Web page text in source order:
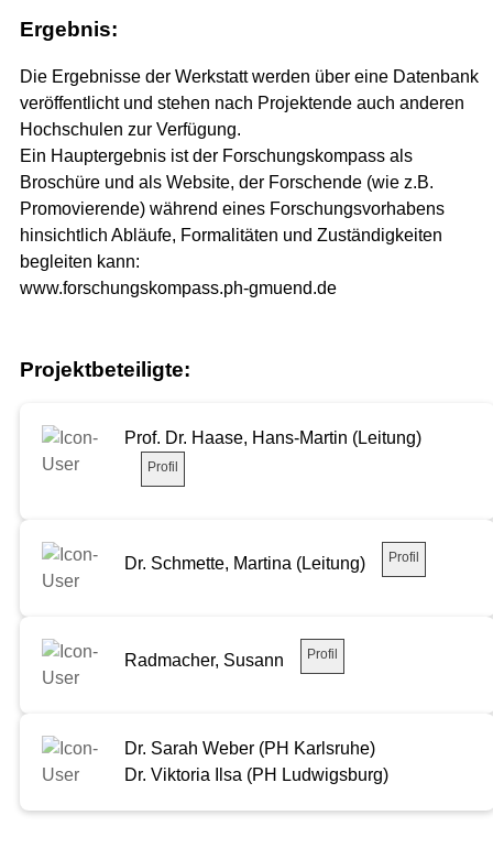
Ergebnis:
Die Ergebnisse der Werkstatt werden über eine Datenbank
veröffentlicht und stehen nach Projektende auch anderen
Hochschulen zur Verfügung.
Ein Hauptergebnis ist der Forschungskompass als
Broschüre und als Website, der Forschende (wie z.B.
Promovierende) während eines Forschungsvorhabens
hinsichtlich Abläufe, Formalitäten und Zuständigkeiten
begleiten kann:
www.forschungskompass.ph-gmuend.de
Projektbeteiligte:
Prof. Dr. Haase, Hans-Martin (Leitung)
Profil
Dr. Schmette, Martina (Leitung) Profil
Radmacher, Susann Profil
Dr. Sarah Weber (PH Karlsruhe)
Dr. Viktoria Ilsa (PH Ludwigsburg)